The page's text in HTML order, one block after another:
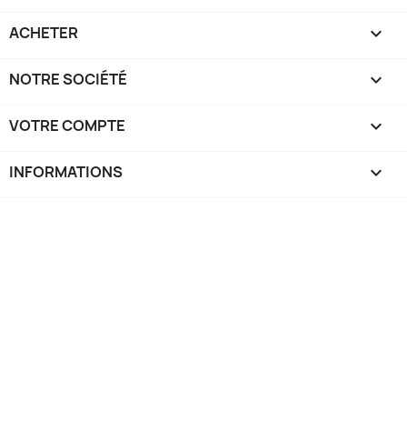
ACHETER 
NOTRE SOCIÉTÉ 
VOTRE COMPTE 
INFORMATIONS keyboard_arrow_down